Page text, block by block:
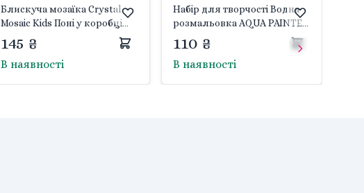
Блискуча мозаїка Crystal
Mosaic Kids Поні у коробці
CRMk-01-03 Danko toys
145 ₴
В наявності
Набір для творчості Водна
розмальовка AQUA PAINTER
в коробці AQP-1-01-02 danko
toys
110 ₴
В наявності